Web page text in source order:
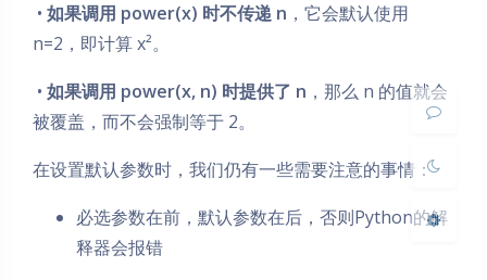
Sans Serif
关闭
​ • 如果调用 power(x) 时不传递 n ，它会默认使用
n=2，即计算 x²。
​ • 如果调用 power(x, n) 时提供了 n ，那么 n 的值就会
被覆盖，而不会强制等于 2。
在设置默认参数时，我们仍有一些需要注意的事情：
必选参数在前，默认参数在后，否则Python的解
释器会报错